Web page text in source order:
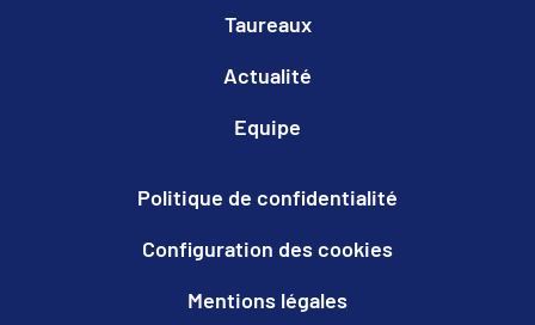
Taureaux
Actualité
Equipe
Politique de confidentialité
Configuration des cookies
Mentions légales